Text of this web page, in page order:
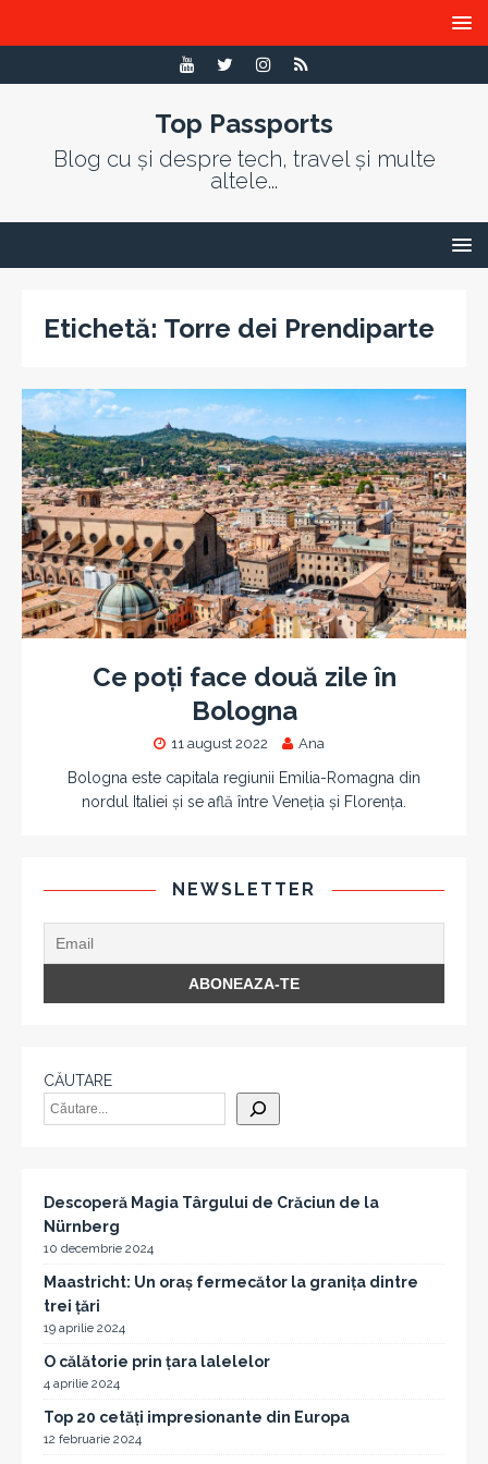
Top Passports
Blog cu și despre tech, travel și multe
altele...
Etichetă: Torre dei Prendiparte
Ce poți face două zile în
Bologna
11 august 2022 Ana
Bologna este capitala regiunii Emilia-Romagna din
nordul Italiei și se află între Veneția și Florența.
NEWSLETTER
CĂUTARE
Descoperă Magia Târgului de Crăciun de la
Nürnberg
10 decembrie 2024
Maastricht: Un oraș fermecător la granița dintre
trei țări
19 aprilie 2024
O călătorie prin țara lalelelor
4 aprilie 2024
Top 20 cetăți impresionante din Europa
12 februarie 2024